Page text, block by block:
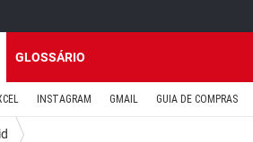
GLOSSÁRIO
INSTAGRAM GMAIL GUIA DE COMPRAS